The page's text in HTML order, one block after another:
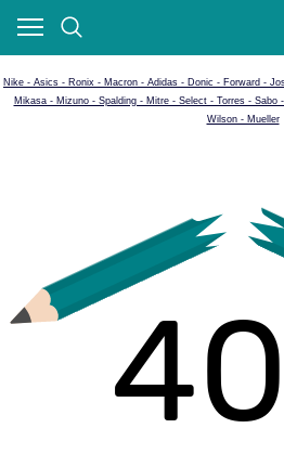
Nike - Asics - Ronix - Macron - Adidas - Donic - Forward -
Mikasa - Mizuno - Spalding - Mitre - Select - Torres - Sabo
Wilson - Mueller